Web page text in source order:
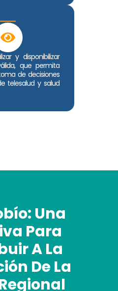
y disponibilizar
que permita
de decisiones
telesalud y salud
Una
Para
A La
De La